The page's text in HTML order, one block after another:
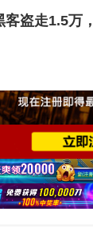
客盗走1.5万